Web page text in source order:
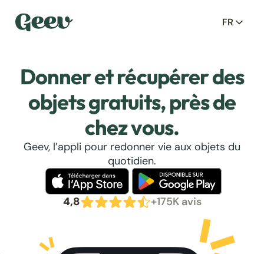
FR
Donner et récupérer des
objets gratuits, près de
chez vous.
Geev, l’appli pour redonner vie aux objets du
quotidien.
4,8 +175K avis